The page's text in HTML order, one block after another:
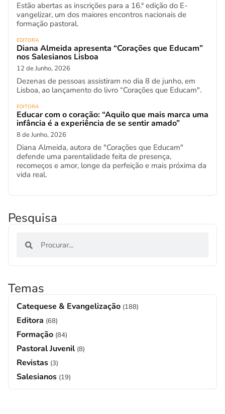
Estão abertas as inscrições para a 16.ª edição do E-
vangelizar, um dos maiores encontros nacionais de
formação pastoral.
EDITORA
Diana Almeida apresenta “Corações que Educam”
nos Salesianos Lisboa
12 de Junho, 2026
Dezenas de pessoas assistiram no dia 8 de junho, em
Lisboa, ao lançamento do livro “Corações que Educam".
EDITORA
Educar com o coração: “Aquilo que mais marca uma
infância é a experiência de se sentir amado”
8 de Junho, 2026
Diana Almeida, autora de "Corações que Educam"
defende uma parentalidade feita de presença,
recomeços e amor, longe da perfeição e mais próxima da
vida real.
Pesquisa
Temas
Catequese & Evangelização (188)
Editora (68)
Formação (84)
Pastoral Juvenil (8)
Revistas (3)
Salesianos (19)